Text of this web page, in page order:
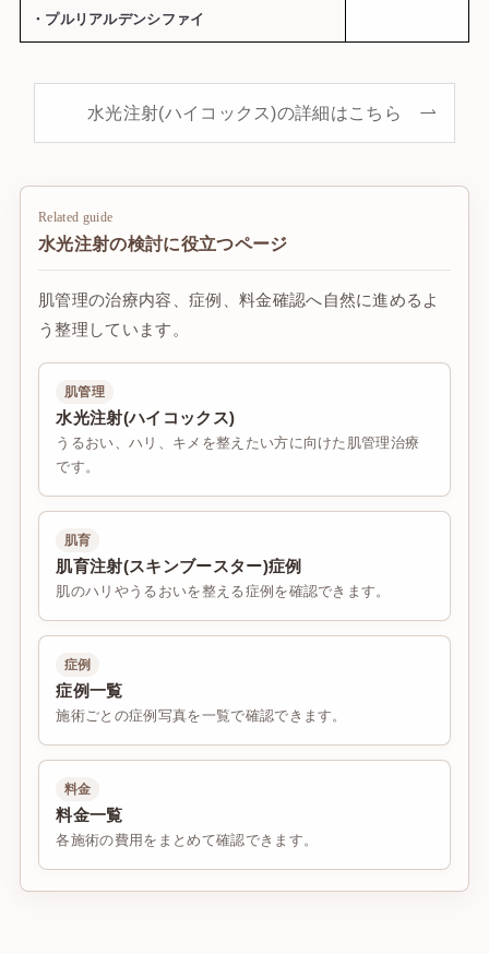
・プルリアルデンシファイ
水光注射(ハイコックス)の詳細はこちら
Related guide
水光注射の検討に役立つページ
肌管理の治療内容、症例、料金確認へ自然に進めるよ
う整理しています。
肌管理
水光注射(ハイコックス)
うるおい、ハリ、キメを整えたい方に向けた肌管理治療
です。
肌育
肌育注射(スキンブースター)症例
肌のハリやうるおいを整える症例を確認できます。
症例
症例一覧
施術ごとの症例写真を一覧で確認できます。
料金
料金一覧
各施術の費用をまとめて確認できます。